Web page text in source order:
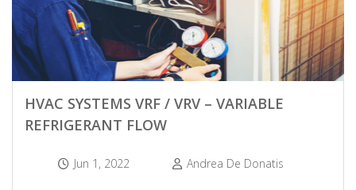
HVAC SYSTEMS VRF / VRV – VARIABLE
REFRIGERANT FLOW
Jun 1, 2022 Andrea De Donatis